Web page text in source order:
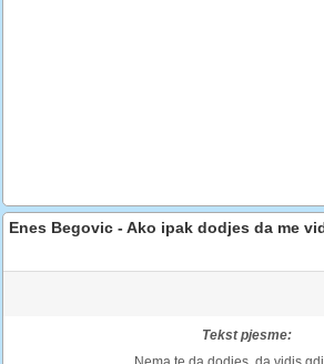
Enes Begovic - Ako ipak dodjes da me
Tekst pjesme: